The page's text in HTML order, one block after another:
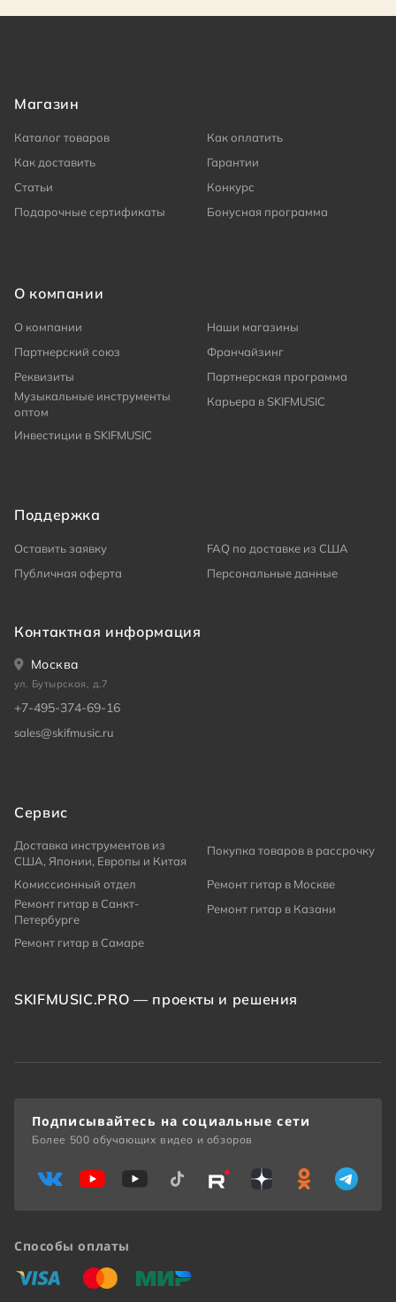
Магазин
Каталог товаров
Как оплатить
Как доставить
Гарантии
Статьи
Конкурс
Подарочные сертификаты
Бонусная программа
О компании
О компании
Наши магазины
Партнерский союз
Франчайзинг
Реквизиты
Партнерская программа
Музыкальные инструменты
оптом
Карьера в SKIFMUSIC
Инвестиции в SKIFMUSIC
Поддержка
Оставить заявку
FAQ по доставке из США
Публичная оферта
Персональные данные
Контактная информация
Москва
ул. Бутырская, д.7
+7-495-374-69-16
sales@skifmusic.ru
Сервис
Доставка инструментов из
США, Японии, Европы и Китая
Покупка товаров в рассрочку
Комиссионный отдел
Ремонт гитар в Москве
Ремонт гитар в Санкт-
Петербурге
Ремонт гитар в Казани
Ремонт гитар в Самаре
SKIFMUSIC.PRO — проекты и решения
Способы оплаты
«Виза» «Мастеркард»
«Мир»
Подписывайтесь на социальные сети
Более 500 обучающих видео и обзоров